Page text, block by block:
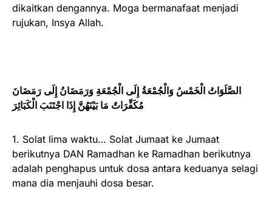
dikaitkan dengannya. Moga bermanafaat menjadi
rujukan, Insya Allah.
الصَّلَوَاتُ الْخَمْسُ وَالْجُمْعَةُ إِلَى الْجُمْعَةِ وَرَمَضَانُ إِلَى رَمَضَانَ
مُكَفِّرَاتٌ مَا بَيْنَهُنَّ إِذَا اجْتَنَبَ الْكَبَائِرَ
1. Solat lima waktu… Solat Jumaat ke Jumaat
berikutnya DAN Ramadhan ke Ramadhan berikutnya
adalah penghapus untuk dosa antara keduanya selagi
mana dia menjauhi dosa besar.